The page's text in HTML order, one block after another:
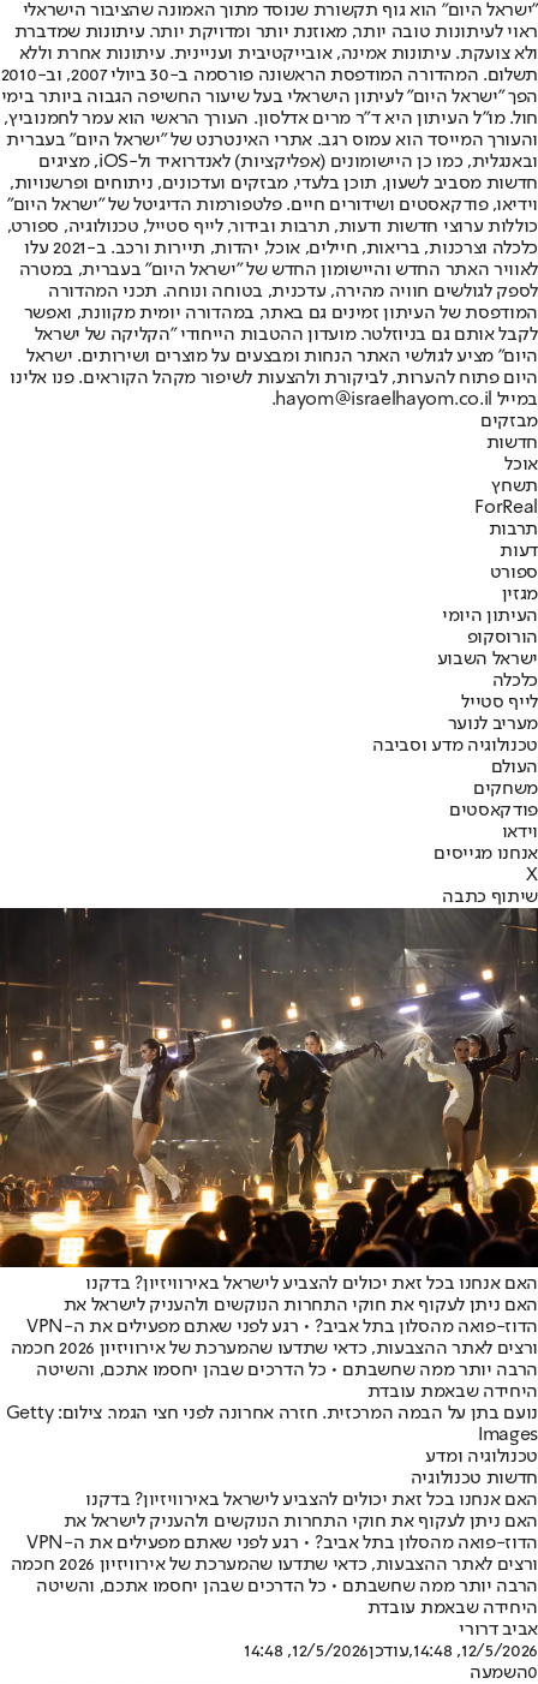
"ישראל היום" הוא גוף תקשורת שנוסד מתוך האמונה שהציבור הישראלי
ראוי לעיתונות טובה יותר, מאוזנת יותר ומדויקת יותר. עיתונות שמדברת
ולא צועקת. עיתונות אמינה, אובייקטיבית ועניינית. עיתונות אחרת וללא
תשלום. המהדורה המודפסת הראשונה פורסמה ב-30 ביולי 2007, וב-2010
הפך "ישראל היום" לעיתון הישראלי בעל שיעור החשיפה הגבוה ביותר בימי
חול. מו"ל העיתון היא ד"ר מרים אדלסון. העורך הראשי הוא עמר לחמנוביץ,
והעורך המייסד הוא עמוס רגב. אתרי האינטרנט של "ישראל היום" בעברית
ובאנגלית, כמו כן היישומונים (אפליקציות) לאנדרואיד ול-iOS, מציגים
חדשות מסביב לשעון, תוכן בלעדי, מבזקים ועדכונים, ניתוחים ופרשנויות,
וידיאו, פודקאסטים ושידורים חיים. פלטפורמות הדיגיטל של "ישראל היום"
כוללות ערוצי חדשות ודעות, תרבות ובידור, לייף סטייל, טכנולוגיה, ספורט,
כלכלה וצרכנות, בריאות, חיילים, אוכל, יהדות, תיירות ורכב. ב-2021 עלו
לאוויר האתר החדש והיישומון החדש של "ישראל היום" בעברית, במטרה
לספק לגולשים חוויה מהירה, עדכנית, בטוחה ונוחה. תכני המהדורה
המודפסת של העיתון זמינים גם באתר, במהדורה יומית מקוונת, ואפשר
לקבל אותם גם בניוזלטר. מועדון ההטבות הייחודי "הקליקה של ישראל
היום" מציע לגולשי האתר הנחות ומבצעים על מוצרים ושירותים. ישראל
היום פתוח להערות, לביקורת ולהצעות לשיפור מקהל הקוראים. פנו אלינו
במייל hayom@israelhayom.co.il.
מבזקים
חדשות
אוכל
תשחץ
ForReal
תרבות
דעות
ספורט
מגזין
העיתון היומי
הורוסקופ
ישראל השבוע
כלכלה
לייף סטייל
מעריב לנוער
טכנולוגיה מדע וסביבה
העולם
משחקים
פודקאסטים
וידאו
אנחנו מגייסים
X
שיתוף כתבה
האם אנחנו בכל זאת יכולים להצביע לישראל באירוויזיון? בדקנו
האם ניתן לעקוף את חוקי התחרות הנוקשים ולהעניק לישראל את
הדוז-פואה מהסלון בתל אביב? • רגע לפני שאתם מפעילים את ה-VPN
ורצים לאתר ההצבעות, כדאי שתדעו שהמערכת של אירוויזיון 2026 חכמה
הרבה יותר ממה שחשבתם • כל הדרכים שבהן יחסמו אתכם, והשיטה
היחידה שבאמת עובדת
נועם בתן על הבמה המרכזית. חזרה אחרונה לפני חצי הגמר. צילום: Getty
Images
טכנולוגיה ומדע
חדשות טכנולוגיה
האם אנחנו בכל זאת יכולים להצביע לישראל באירוויזיון? בדקנו
האם ניתן לעקוף את חוקי התחרות הנוקשים ולהעניק לישראל את
הדוז-פואה מהסלון בתל אביב? • רגע לפני שאתם מפעילים את ה-VPN
ורצים לאתר ההצבעות, כדאי שתדעו שהמערכת של אירוויזיון 2026 חכמה
הרבה יותר ממה שחשבתם • כל הדרכים שבהן יחסמו אתכם, והשיטה
היחידה שבאמת עובדת
אביב דרורי
12/5/2026, 14:48
,עודכן12/5/2026, 14:48
0השמעה